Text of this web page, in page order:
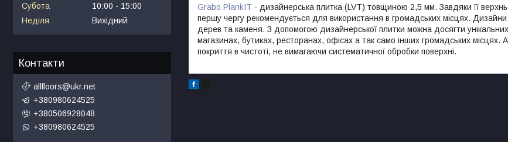
Grabo PlankIT - дизайнерська плитка (LVT) товщиною 2,5 мм. Завдяки її
першу чергу рекомендується для використання в громадських місцях. Дизайни
дерев та каменя. З допомогою дизайнерської плитки можна досягти унікальних
магазинах, бутиках, ресторанах, офісах а так само інших громадських
покриття в чистоті, не вимагаючи систематичної обробки поверхні.
Субота
10:00
15:00
Неділя
Вихідний
Контакти
allfloors@ukr.net
+380980624525
+380506928048
+380980624525